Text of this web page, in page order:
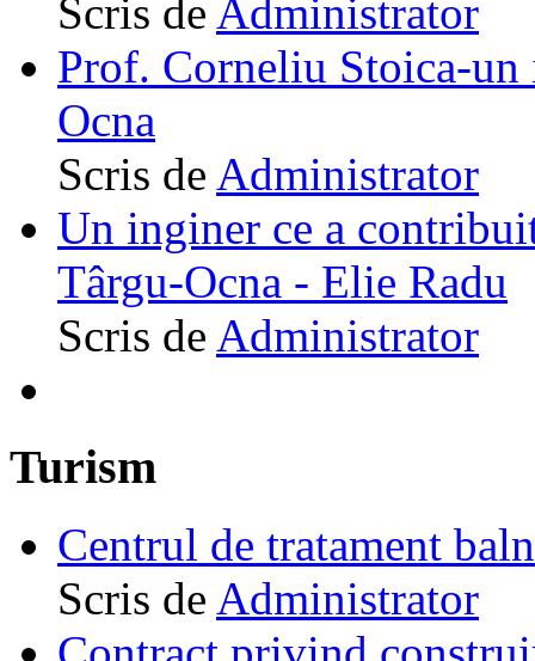
Scris de Administrator
Prof. Corneliu Stoica-
Ocna
Scris de Administrator
Un inginer ce a
Târgu-Ocna - Elie Radu
Scris de Administrator
Turism
Centrul de tratament
Scris de Administrator